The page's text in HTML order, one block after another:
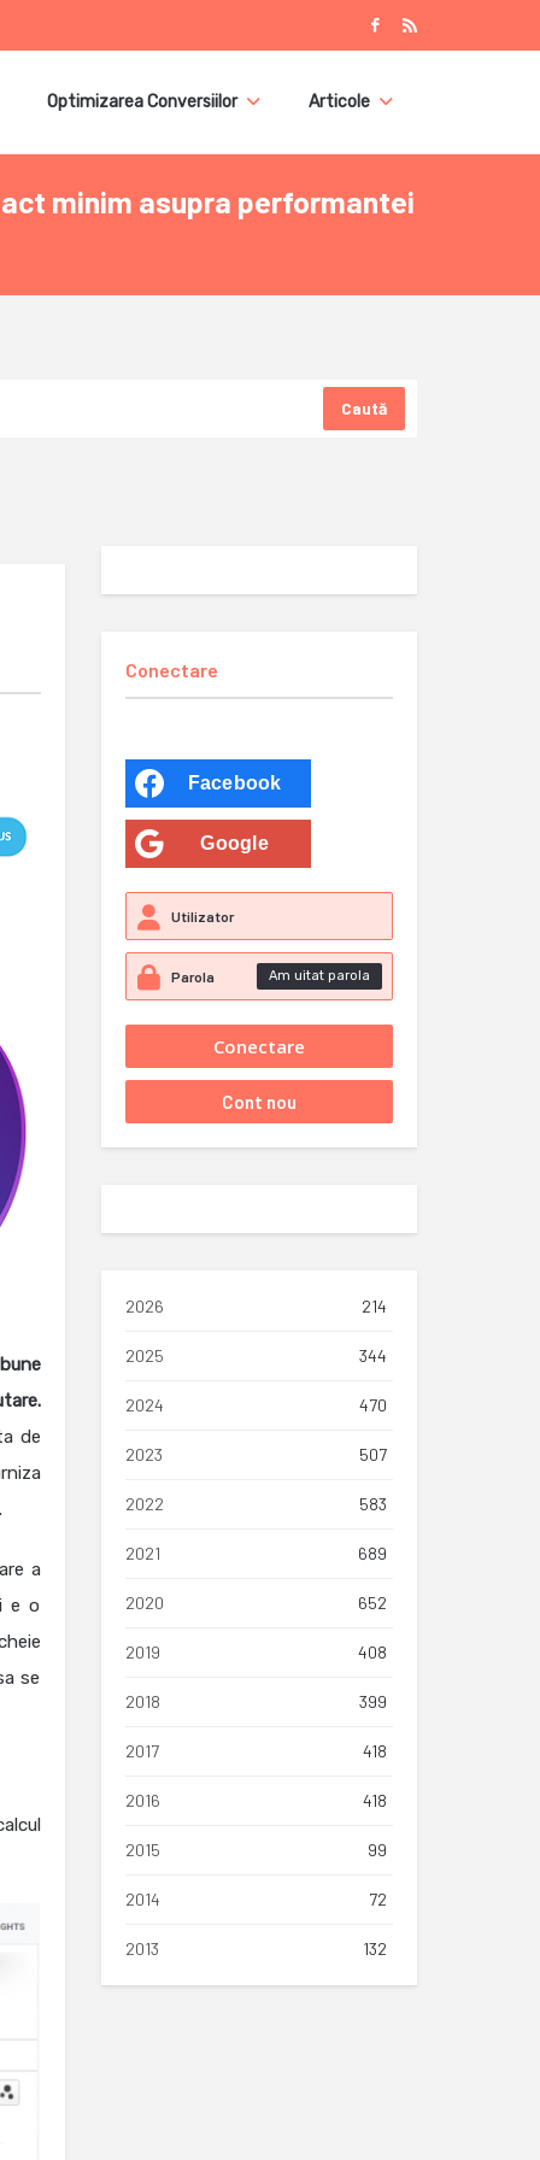
Optimizarea Conversiilor Articole
minim asupra performantei
Caută
de
a
e o
se
Conectare
Facebook
Google
Am uitat parola
2026 214
2025 344
2024 470
2023 507
2022 583
2021 689
2020 652
2019 408
2018 399
2017 418
2016 418
2015 99
2014 72
2013 132